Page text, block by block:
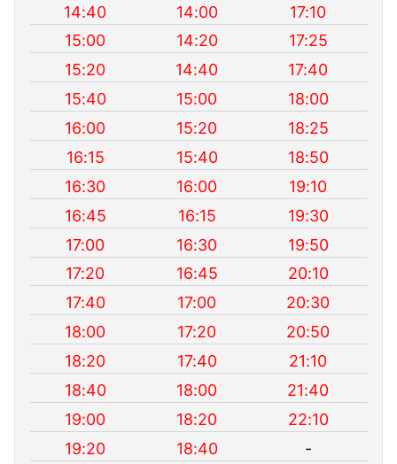
14:40
14:00
17:10
15:00
14:20
17:25
15:20
14:40
17:40
15:40
15:00
18:00
16:00
15:20
18:25
16:15
15:40
18:50
16:30
16:00
19:10
16:45
16:15
19:30
17:00
16:30
19:50
17:20
16:45
20:10
17:40
17:00
20:30
18:00
17:20
20:50
18:20
17:40
21:10
18:40
18:00
21:40
19:00
18:20
22:10
19:20
18:40
-